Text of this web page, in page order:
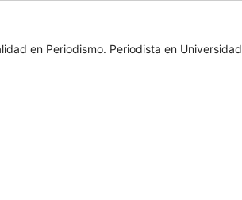
en Periodismo. Periodista en Universidad